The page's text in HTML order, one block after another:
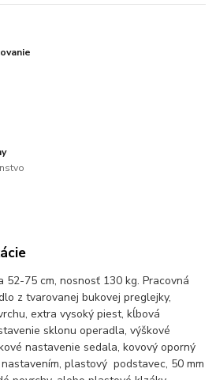
52-75 cm, nosnosť 130 kg. Pracovná
z tvarovanej bukovej preglejky,
extra vysoký piest, kĺbová
sklonu operadla, výškové
nastavenie sedala, kovový oporný
plastový podstavec, 50 mm